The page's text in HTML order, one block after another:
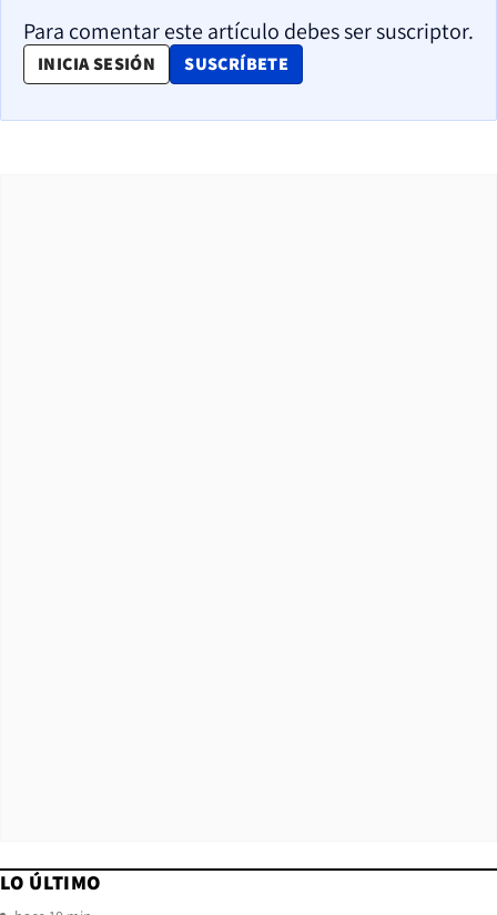
Para comentar este artículo debes ser suscriptor.
INICIA SESIÓN SUSCRÍBETE
OPENS IN NEW WINDOW
LO ÚLTIMO